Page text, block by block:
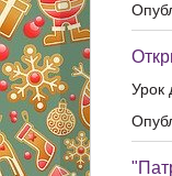
Урок